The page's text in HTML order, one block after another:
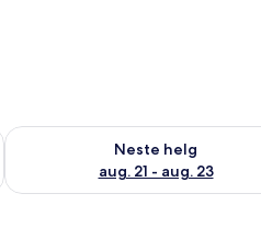
14 - aug. 16
Neste helg
aug. 21 - aug. 23
Sjekk tilgjengelighet for neste